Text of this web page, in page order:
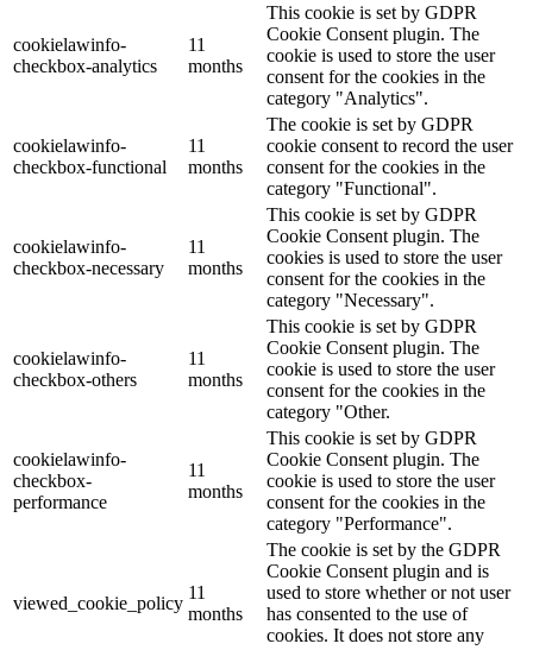
cookielawinfo-
checkbox-analytics
11
months
This cookie is set by GDPR
Cookie Consent plugin. The
cookie is used to store the user
consent for the cookies in the
category "Analytics".
cookielawinfo-
checkbox-functional
11
months
The cookie is set by GDPR
cookie consent to record the user
consent for the cookies in the
category "Functional".
cookielawinfo-
checkbox-necessary
11
months
This cookie is set by GDPR
Cookie Consent plugin. The
cookies is used to store the user
consent for the cookies in the
category "Necessary".
cookielawinfo-
checkbox-others
11
months
This cookie is set by GDPR
Cookie Consent plugin. The
cookie is used to store the user
consent for the cookies in the
category "Other.
cookielawinfo-
checkbox-
performance
11
months
This cookie is set by GDPR
Cookie Consent plugin. The
cookie is used to store the user
consent for the cookies in the
category "Performance".
viewed_cookie_policy
11
months
The cookie is set by the GDPR
Cookie Consent plugin and is
used to store whether or not user
has consented to the use of
cookies. It does not store any